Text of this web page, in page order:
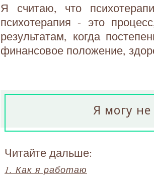
Я считаю, что
психотерапия - это
результатам, когда
финансовое положение,
Я могу
Читайте дальше:
1. Как я работаю